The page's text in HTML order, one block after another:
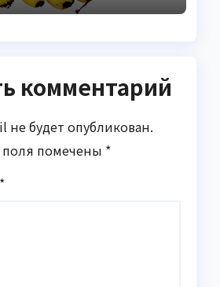
комментарий
не будет опубликован.
помечены *
*